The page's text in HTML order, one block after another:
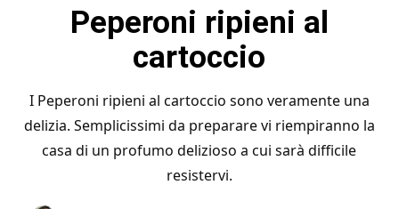
Peperoni ripieni al
cartoccio
I Peperoni ripieni al cartoccio sono veramente una
delizia. Semplicissimi da preparare vi riempiranno la
casa di un profumo delizioso a cui sarà difficile
resistervi.